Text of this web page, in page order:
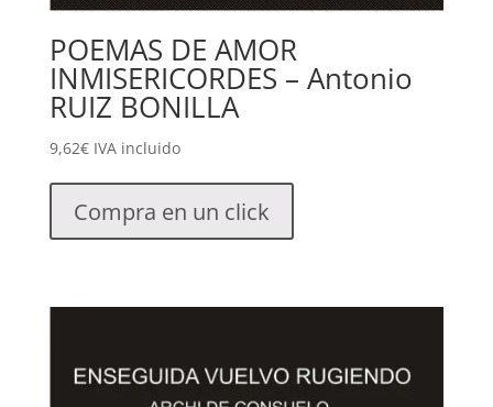
POEMAS DE AMOR
INMISERICORDES – Antonio
RUIZ BONILLA
9,62€ IVA incluido
Compra en un click